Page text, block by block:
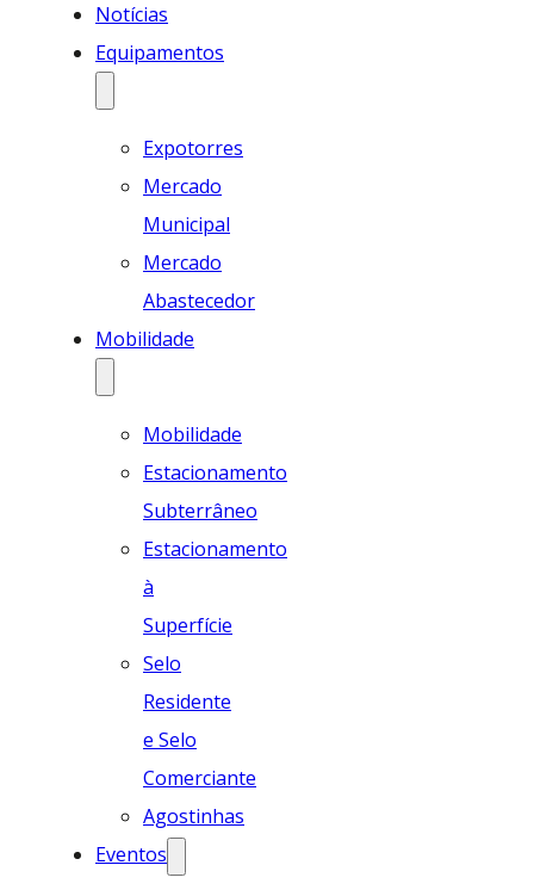
Notícias
Equipamentos
Expotorres
Mercado
Municipal
Mercado
Abastecedor
Mobilidade
Mobilidade
Estacionamento
Subterrâneo
Estacionamento
à
Superfície
Selo
Residente
e Selo
Comerciante
Agostinhas
Eventos